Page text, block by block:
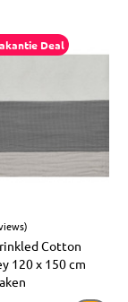
Deal
Cotton
120 x 150 cm